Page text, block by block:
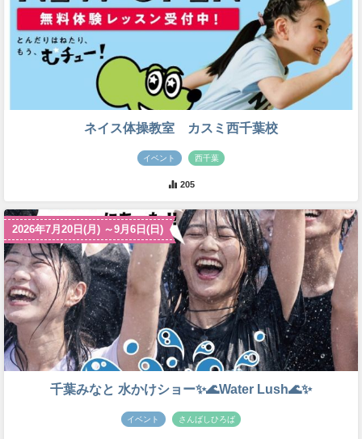
ネイス体操教室 カスミ西千葉校
イベント 西千葉
205
2026年7月20日(月) ～9月6日(日)
千葉みなと 水かけショー✨🌊Water Lush🌊✨
イベント さんばしひろば